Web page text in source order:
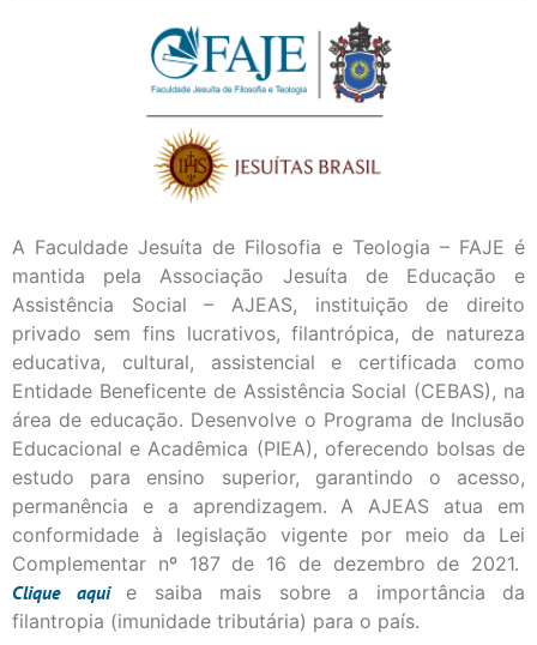
A Faculdade Jesuíta de Filosofia e Teologia – FAJE é
mantida pela Associação Jesuíta de Educação e
Assistência Social – AJEAS, instituição de direito
privado sem fins lucrativos, filantrópica, de natureza
educativa, cultural, assistencial e certificada como
Entidade Beneficente de Assistência Social (CEBAS), na
área de educação. Desenvolve o Programa de Inclusão
Educacional e Acadêmica (PIEA), oferecendo bolsas de
estudo para ensino superior, garantindo o acesso,
permanência e a aprendizagem. A AJEAS atua em
conformidade à legislação vigente por meio da Lei
Complementar nº 187 de 16 de dezembro de 2021.
Cliqueaqui
e saiba mais sobre a importância da
filantropia (imunidade tributária) para o país.